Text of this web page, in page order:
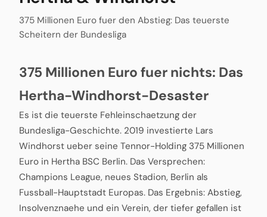
375 Millionen Euro fuer den Abstieg: Das teuerste
Scheitern der Bundesliga
375 Millionen Euro fuer nichts: Das
Hertha-Windhorst-Desaster
Es ist die teuerste Fehleinschaetzung der
Bundesliga-Geschichte. 2019 investierte Lars
Windhorst ueber seine Tennor-Holding 375 Millionen
Euro in Hertha BSC Berlin. Das Versprechen:
Champions League, neues Stadion, Berlin als
Fussball-Hauptstadt Europas. Das Ergebnis: Abstieg,
Insolvenznaehe und ein Verein, der tiefer gefallen ist